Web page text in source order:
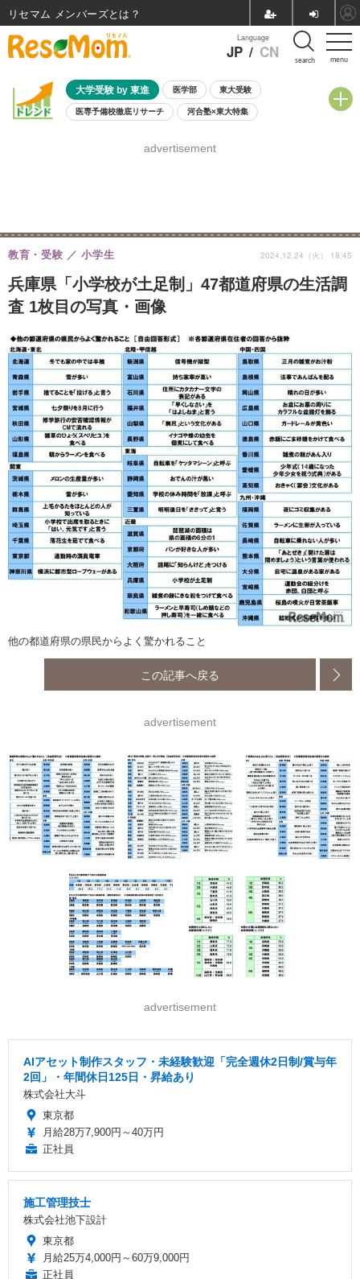
menu
Language
JP / CN search
大学受験 by 東進 医学部 東大受験
医専予備校徹底リサーチ 河合塾×東大特集
8月開催学校説明会・相談会
advertisement
兵庫県「小学校が土足制」47都道府県の生活調
査 1枚目の写真・画像
教育・受験 小学生 2024.12.24（火） 18:45
他の都道府県の県民からよく驚かれること
この記事へ戻る
advertisement
advertisement
AIアセット制作スタッフ・未経験歓迎「完全週休2日制/賞与年
2回」・年間休日125日・昇給あり
株式会社大斗
東京都
月給28万7,900円～40万円
正社員
施工管理技士
株式会社池下設計
東京都
月給25万4,000円～60万9,000円
正社員
リセマム メンバーズ